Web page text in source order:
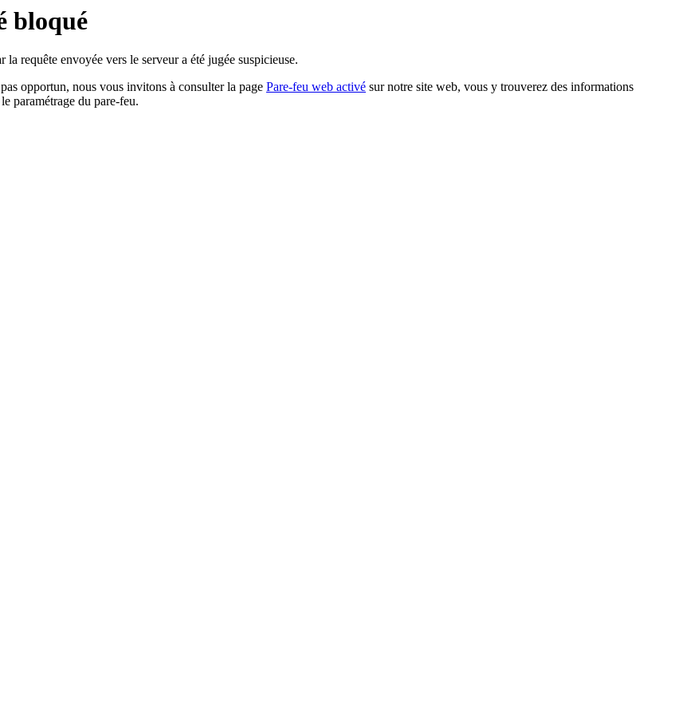
bloqué
requête envoyée vers le serveur a été jugée suspicieuse.
opportun, nous vous invitons à consulter la page Pare-feu web activé sur notre site web, vous y trouverez des informations
paramétrage du pare-feu.